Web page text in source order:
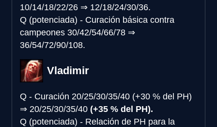
10/14/18/22/26 ⇒ 12/18/24/30/36.
Q (potenciada) - Curación básica contra
campeones 30/42/54/66/78 ⇒
36/54/72/90/108.
Vladimir
Q - Curación 20/25/30/35/40 (+30 % del PH)
⇒ 20/25/30/35/40 (+35 % del PH).
Q (potenciada) - Relación de PH para la